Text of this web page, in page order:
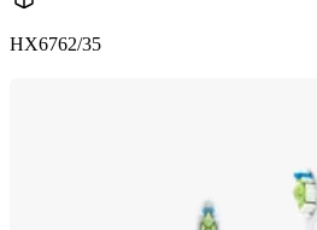
HX6762/35